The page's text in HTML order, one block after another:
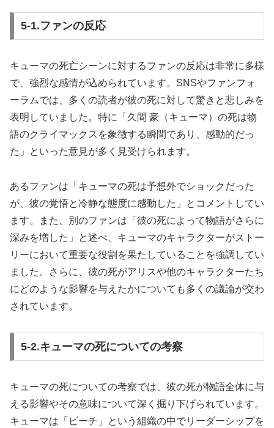
5‐1.ファンの反応
キューマの死亡シーンに対するファンの反応は非常に多様
で、強烈な感情が込められています。SNSやファンフォ
ーラムでは、多くの読者が彼の死に対して驚きと悲しみを
表明していました。特に「久間 豪（キューマ）の死は物
語のクライマックスを象徴する瞬間であり、感動的だっ
た」といった意見が多く見受けられます。
あるファンは「キューマの死は予想外でショックだった
が、彼の覚悟と冷静な態度に感動した」とコメントしてい
ます。また、別のファンは「彼の死によって物語がさらに
深みを増した」と述べ、キューマのキャラクターがストー
リーにおいて重要な役割を果たしていることを強調してい
ました。さらに、彼の死がアリスや他のキャラクターたち
にどのような影響を与えたかについても多くの議論が交わ
されています。
5‐2.キューマの死についての考察
キューマの死についての考察では、彼の死が物語全体に与
える影響やその意味について深く掘り下げられています。
キューマは「ビーチ」という組織の中でリーダーシップを